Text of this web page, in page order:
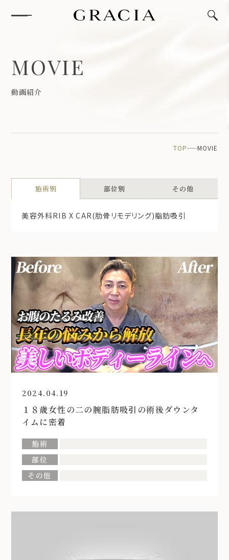
MOVIE
動画紹介
TOP MOVIE
施術別 部位別 その他
美容外科RIB X CAR(肋骨リモデリング)脂肪吸引
2024.04.19
１８歳女性の二の腕脂肪吸引の術後ダウンタ
イムに密着
施術
部位
その他